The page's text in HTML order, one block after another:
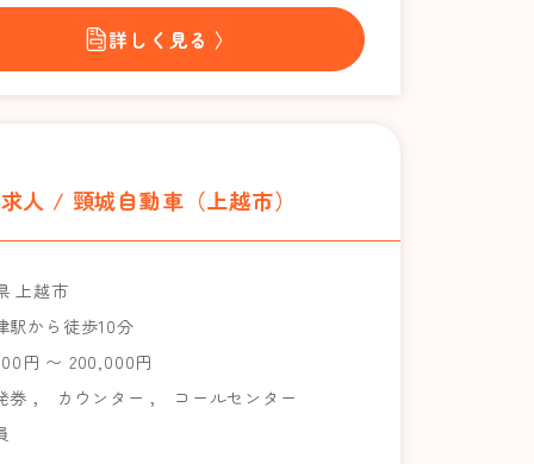
詳しく見る 〉
人 / 頸城自動車（上越市）
上越市
駅から徒歩10分
円 〜 200,000円
券 ， カウンター，
コールセンター